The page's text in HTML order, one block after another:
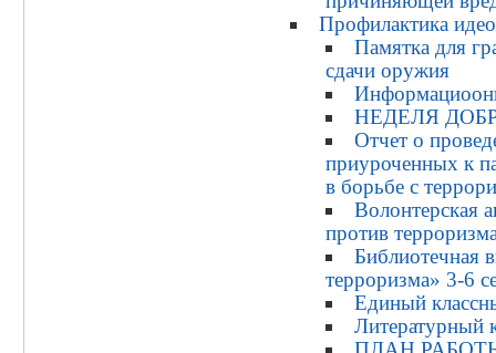
Профилактика
Памятка для
сдачи оружия
НЕДЕЛЯ
Отчет о
приуроченных к
в борьбе с
против
Библиотечная
терроризма» 3-6
Единый
Литературный